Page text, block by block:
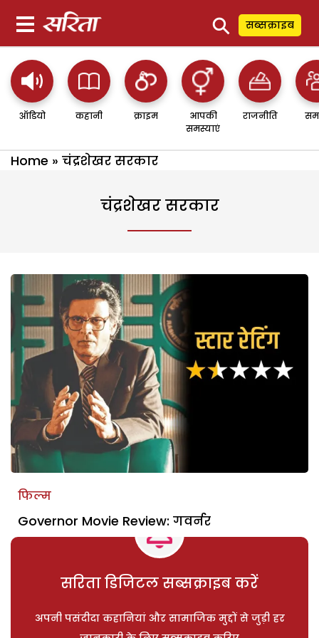
⚲ सब्सक्राइब
ऑडियो कहानी क्राइम
आपकी
समस्याएं
राजनीति
Home » चंद्रशेखर सरकार
चंद्रशेखर सरकार
फिल्म
Governor Movie Review: गवर्नर
सरिता डिजिटल सब्सक्राइब करें
अपनी पसंदीदा कहानियां और सामाजिक मुद्दों से जुड़ी हर